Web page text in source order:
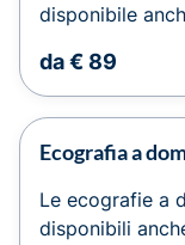
disponibile
da € 89
Ecografia a
Le ecografie a
disponibili